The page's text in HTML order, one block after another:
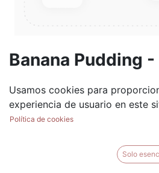
Banana Pudding
(0 reseña)
$28.99
Usamos cookies para
experiencia de usuario en este
Política de cookies
Solo